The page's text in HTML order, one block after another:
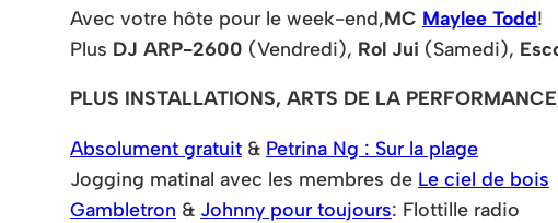
Avec votre hôte pour le week-end,MC Maylee Todd!
Plus DJ ARP-2600 (Vendredi), Rol Jui (Samedi),
PLUS INSTALLATIONS, ARTS DE LA
Absolument gratuit & Petrina Ng : Sur la plage
Jogging matinal avec les membres de Le ciel de bois
Gambletron & Johnny pour toujours: Flottille radio